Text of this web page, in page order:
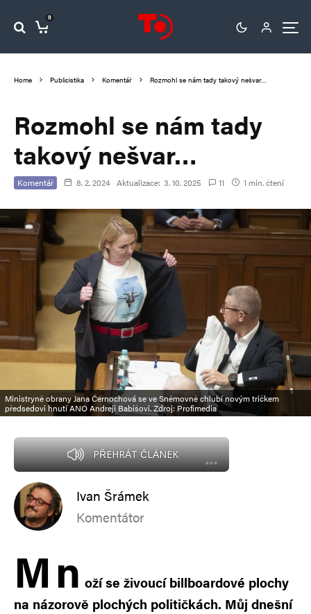
0
Home Publicistika Komentář Rozmohl se nám tady takový nešvar…
Rozmohl se nám tady
takový nešvar…
Komentář 8. 2. 2024 Aktualizace: 3. 10. 2025 11 1 min. čtení
Ministryně obrany Jana Černochová se ve Sněmovně chlubí novým tričkem
předsedovi hnutí ANO Andreji Babišovi. Zdroj: Profimedia
PŘEHRÁT ČLÁNEK
Ivan Šrámek
Komentátor
Mn oží se živoucí billboardové plochy
na názorově plochých političkách. Můj dnešní